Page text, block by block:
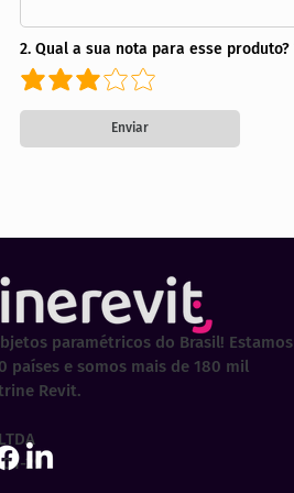
2. Qual a sua nota para esse produto?
Enviar
paramétricos do Brasil! Estamos
países e somos mais de 180 mil
Revit.
29